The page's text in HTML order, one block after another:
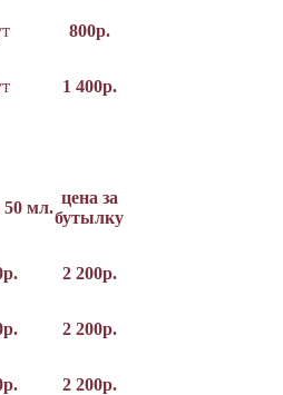
800р.
1 400р.
50 мл.
цена за
бутылку
2 200р.
2 200р.
2 200р.